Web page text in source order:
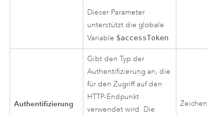
Dieser Parameter
unterstützt die globale
Variable $accessToken.
Authentifizierung
Gibt den Typ der
Authentifizierung an, die
für den Zugriff auf den
HTTP-Endpunkt
verwendet wird. Die